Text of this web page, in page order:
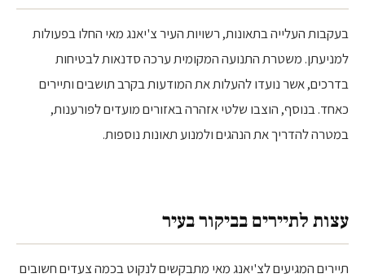
בעקבות העלייה בתאונות, רשויות העיר צ'יאנג מאי החלו בפעולות
למניעתן. משטרת התנועה המקומית ערכה סדנאות לבטיחות
בדרכים, אשר נועדו להעלות את המודעות בקרב תושבים ותיירים
כאחד. בנוסף, הוצבו שלטי אזהרה באזורים מועדים לפורענות,
במטרה להדריך את הנהגים ולמנוע תאונות נוספות.
עצות לתיירים בביקור בעיר
תיירים המגיעים לצ'יאנג מאי מתבקשים לנקוט בכמה צעדים חשובים